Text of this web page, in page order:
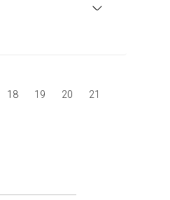
18 19 20 21